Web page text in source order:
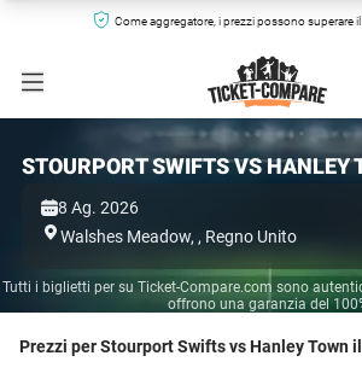
Come aggregatore, i prezzi possono superare
STOURPORT SWIFTS VS HANLEY
8 Ag. 2026
Walshes Meadow, , Regno Unito
Tutti i biglietti per su Ticket-Compare.com sono
offrono una garanzia del
Prezzi per Stourport Swifts vs Hanley Town